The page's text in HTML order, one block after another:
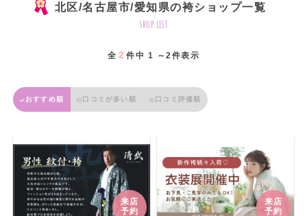
北区/名古屋市/愛知県の袴ショップ一覧
shop list
全 2 件中 1 ～2件表示
おすすめ順 口コミが多い順 口コミ評価順
来店
予約
来店
予約